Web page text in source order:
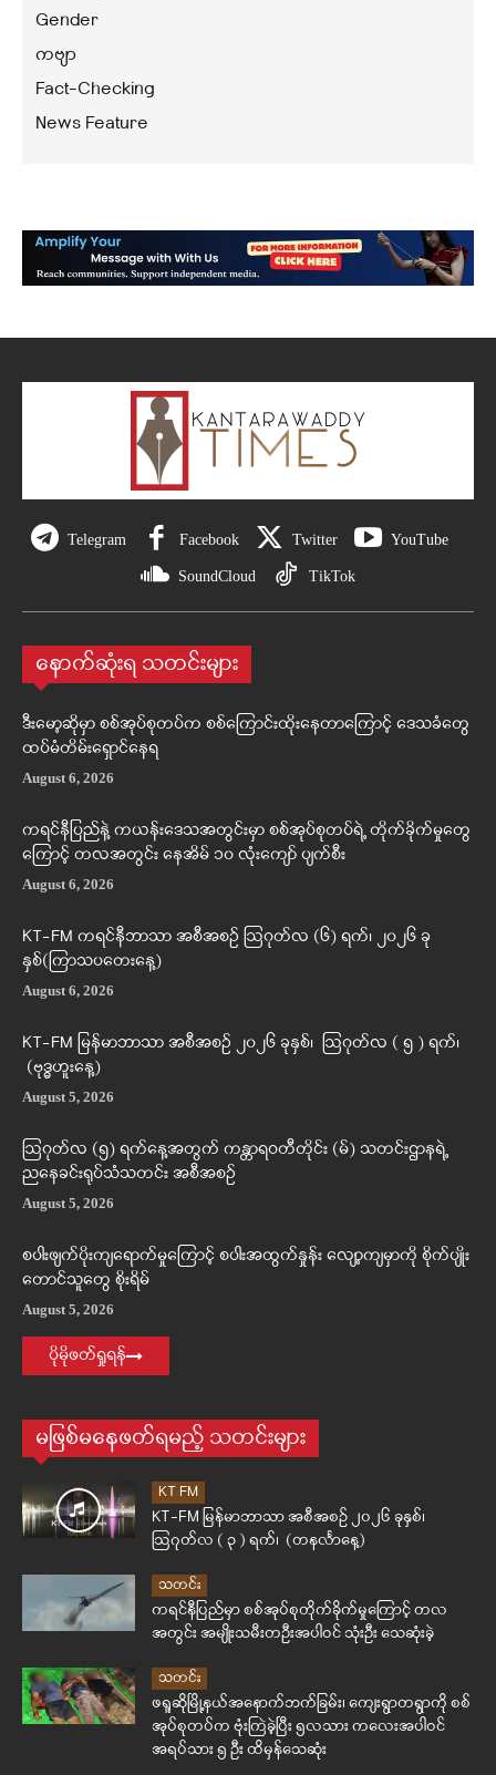
Gender
ကဗျာ
Fact-Checking
News Feature
Telegram Facebook Twitter YouTube
SoundCloud TikTok
နောက်ဆုံးရ သတင်းများ
ဒီးမော့ဆိုမှာ စစ်အုပ်စုတပ်က စစ်ကြောင်းထိုးနေတာကြောင့် ဒေသခံတွေ
ထပ်မံတိမ်းရှောင်နေရ
August 6, 2026
ကရင်နီပြည်နဲ့ ကယန်းဒေသအတွင်းမှာ စစ်အုပ်စုတပ်ရဲ့ တိုက်ခိုက်မှုတွေ
ကြောင့် တလအတွင်း နေအိမ် ၁၀ လုံးကျော် ပျက်စီး
August 6, 2026
KT-FM ကရင်နီဘာသာ အစီအစဉ် ဩဂုတ်လ (၆) ရက်၊ ၂၀၂၆ ခု
နှစ်(ကြာသပတေးနေ့)
August 6, 2026
KT-FM မြန်မာဘာသာ အစီအစဉ် ၂၀၂၆ ခုနှစ်၊ ဩဂုတ်လ ( ၅ ) ရက်၊
(ဗုဒ္ဓဟူးနေ့)
August 5, 2026
ဩဂုတ်လ (၅) ရက်နေ့အတွက် ကန္တာရဝတီတိုင်း (မ်) သတင်းဌာနရဲ့
ညနေခင်းရုပ်သံသတင်း အစီအစဉ်
August 5, 2026
စပါးဖျက်ပိုးကျရောက်မှုကြောင့် စပါးအထွက်နှုန်း လျော့ကျမှာကို စိုက်ပျိုး
တောင်သူတွေ စိုးရိမ်
August 5, 2026
ပိုမိုဖတ်ရှုရန်
မဖြစ်မနေဖတ်ရမည့် သတင်းများ
KT FM
KT-FM မြန်မာဘာသာ အစီအစဉ် ၂၀၂၆ ခုနှစ်၊
ဩဂုတ်လ ( ၃ ) ရက်၊ (တနင်္လာနေ့)
သတင်း
ကရင်နီပြည်မှာ စစ်အုပ်စုတိုက်ခိုက်မှုကြောင့် တလ
အတွင်း အမျိုးသမီးတဦးအပါဝင် သုံးဦး သေဆုံးခဲ့
သတင်း
ဖရူဆိုမြို့နယ်အနောက်ဘက်ခြမ်း၊ ကျေးရွာတရွာကို စစ်
အုပ်စုတပ်က ဗုံးကြဲခဲ့ပြီး ၅လသား ကလေးအပါဝင်
အရပ်သား ၅ ဦး ထိမှန်သေဆုံး